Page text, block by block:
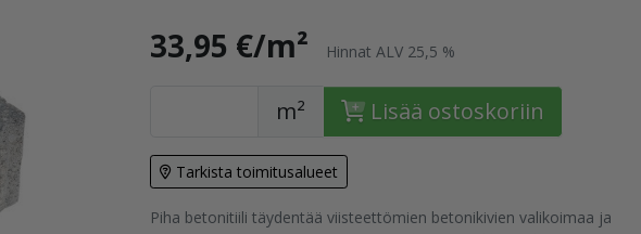
33,95 €/m² Hinnat ALV 25,5 %
m² Lisää ostoskoriin
Tarkista toimitusalueet
Piha betonitiili täydentää viisteettömien betonikivien valikoimaa ja